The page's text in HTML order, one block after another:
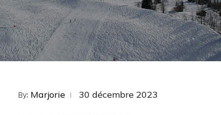
By: Marjorie
Posted
30 décembre 2023